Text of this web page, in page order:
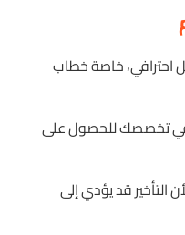
خاصة خطاب
في تخصصك للحصول على
التأخير قد يؤدي إلى